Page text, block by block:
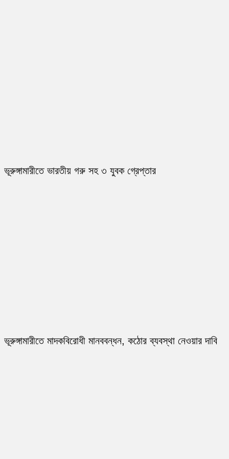
ভূরুঙ্গামারীতে ভারতীয় গরু সহ ৩ যুবক গ্রেপ্তার
ভূরুঙ্গামারীতে মাদকবিরোধী মানববন্ধন, কঠোর ব্যবস্থা নেওয়ার দাবি